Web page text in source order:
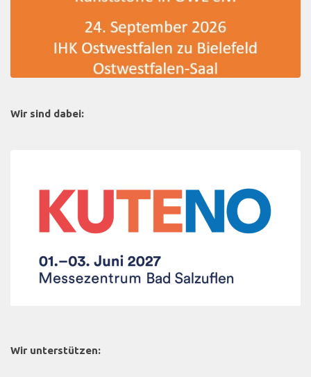
Wir sind dabei:
Wir unterstützen: